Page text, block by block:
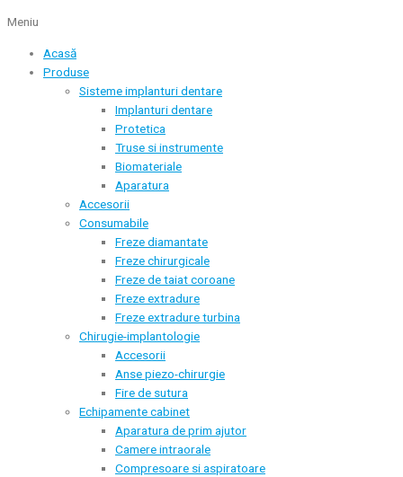
Meniu
Acasă
Produse
Sisteme implanturi dentare
Implanturi dentare
Protetica
Truse si instrumente
Biomateriale
Aparatura
Accesorii
Consumabile
Freze diamantate
Freze chirurgicale
Freze de taiat coroane
Freze extradure
Freze extradure turbina
Chirugie-implantologie
Accesorii
Anse piezo-chirurgie
Fire de sutura
Echipamente cabinet
Aparatura de prim ajutor
Camere intraorale
Compresoare si aspiratoare